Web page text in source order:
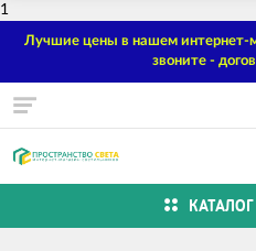
1
Лучшие цены в нашем интернет-
звоните -